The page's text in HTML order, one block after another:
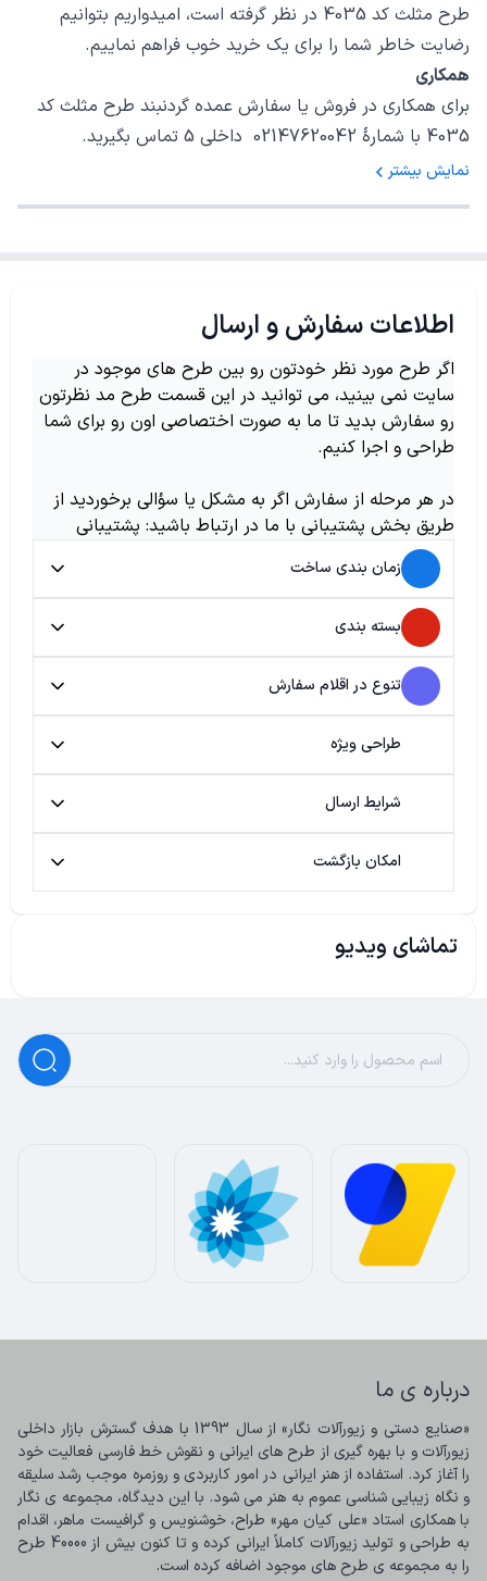
طرح مثلث کد 4035 در نظر گرفته است، امیدواریم بتوانیم
رضایت خاطر شما را برای یک خرید خوب فراهم نماییم.
همکاری
برای همکاری در فروش یا سفارش عمده گردنبند طرح مثلث کد
4035 با شمارهٔ 02147620042 داخلی 5 تماس بگیرید.
نمایش بیشتر
اطلاعات سفارش و ارسال
اگر طرح مورد نظر خودتون رو بین طرح های موجود در
سایت نمی بینید، می توانید در این قسمت طرح مد نظرتون
رو سفارش بدید تا ما به صورت اختصاصی اون رو برای شما
طراحی و اجرا کنیم.
در هر مرحله از سفارش اگر به مشکل یا سؤالی برخوردید از
طریق بخش پشتیبانی با ما در ارتباط باشید: پشتیبانی
زمان بندی ساخت
بسته بندی
تنوع در اقلام سفارش
طراحی ویژه
شرایط ارسال
امکان بازگشت
تماشای ویدیو
درباره ی ما
را به مجموعه ی طرح های موجود اضافه کرده است.